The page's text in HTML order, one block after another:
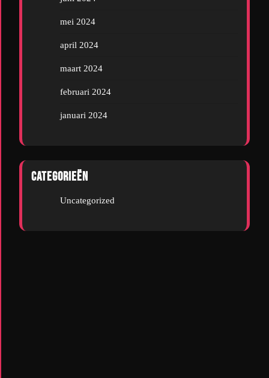
mei 2024
april 2024
maart 2024
februari 2024
januari 2024
Categorieën
Uncategorized